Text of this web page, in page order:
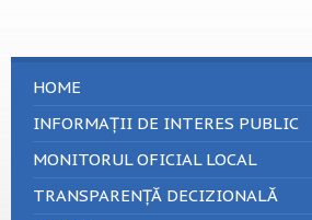
HOME
INFORMAȚII DE INTERES PUBLIC
MONITORUL OFICIAL LOCAL
TRANSPARENȚĂ DECIZIONALĂ